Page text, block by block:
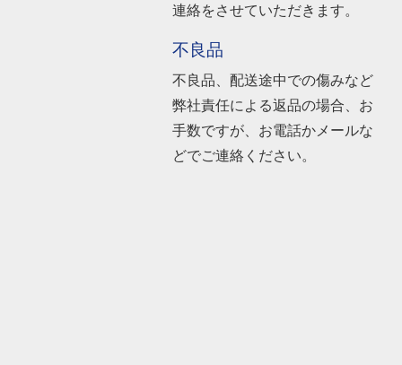
連絡をさせていただきます。
不良品
不良品、配送途中での傷みなど
弊社責任による返品の場合、お
手数ですが、お電話かメールな
どでご連絡ください。